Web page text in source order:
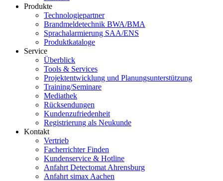
Produkte
Technologiepartner
Brandmeldetechnik BWA/BMA
Sprachalarmierung SAA/ENS
Produktkataloge
Service
Überblick
Tools & Services
Projektentwicklung und Planungsunterstützung
Training/Seminare
Mediathek
Rücksendungen
Kundenzufriedenheit
Registrierung als Neukunde
Kontakt
Vertrieb
Facherrichter Finden
Kundenservice & Hotline
Anfahrt Detectomat Ahrensburg
Anfahrt simax Aachen